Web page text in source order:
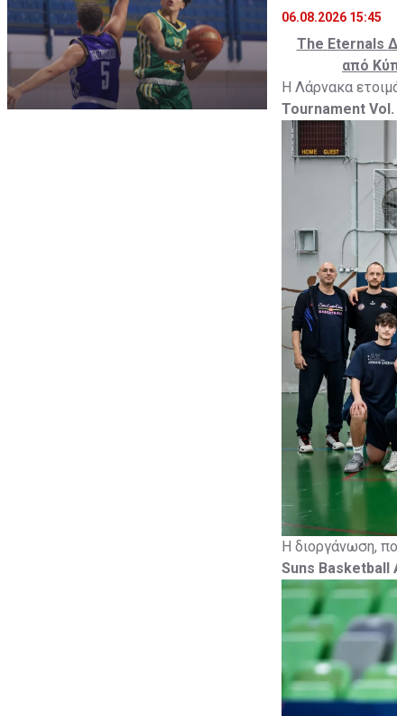
06.08.2026 15:45
The Eternals
από
Η Λάρνακα
Tournament
Σεπτεμβρίου
Η διοργάνωση,
Suns Basketball
αιγίδα της
Partner.